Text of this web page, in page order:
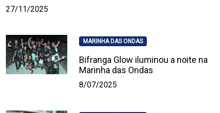
27/11/2025
MARINHA DAS ONDAS
Bifranga Glow iluminou a noite na
Marinha das Ondas
8/07/2025